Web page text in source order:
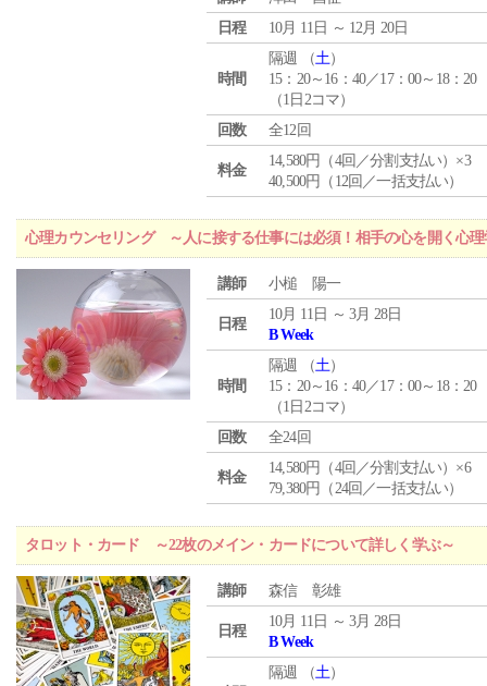
日程
10月 11日 ～ 12月 20日
時間
隔週 （土）
15：20～16：40／17：00～18：20
（1日2コマ）
回数
全12回
料金
14,580円（4回／分割支払い）×3
40,500円（12回／一括支払い）
心理カウンセリング ～人に接する仕事には必須！相手の心を開く心理
講師 小槌 陽一
日程
10月 11日 ～ 3月 28日
B Week
時間
隔週 （土）
15：20～16：40／17：00～18：20
（1日2コマ）
回数
全24回
料金
14,580円（4回／分割支払い）×6
79,380円（24回／一括支払い）
タロット・カード ～22枚のメイン・カードについて詳しく学ぶ～
講師 森信 彰雄
日程
10月 11日 ～ 3月 28日
B Week
隔週 （土）